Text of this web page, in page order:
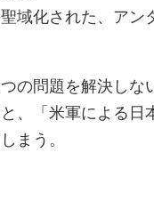
域化された、アン
の問題を解決しな
、「米軍による日
まう。